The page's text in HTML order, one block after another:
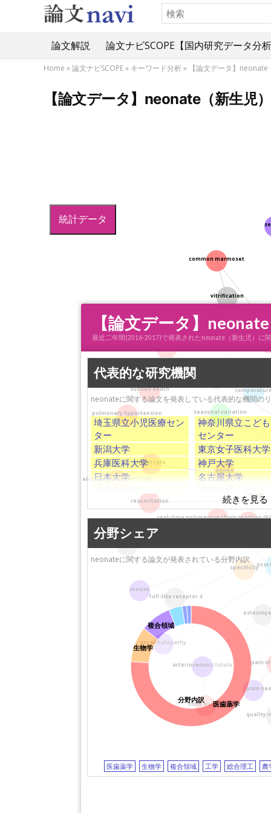
論文解説 論文ナビSCOPE【国内研究データ分
Home »論文ナビSCOPE» キーワード分析» 【論文データ】
【論文データ】neonate（新生児
統計データ
heart rate
human
specificity
pain
pain
quality
mouse
Toll-like receptor 4
resuscitation
electrocardiogram (ECG)
real-time polymerase chain reaction
cerebrospinal fluid
seasonal variation
vitrification
common marmoset
apnea
sudden death
pulmonary hypertension
body weight
arteriovenous fistula
encephalopathy
【論文データ】
最近二年間(2016-2017)で発表されたneonate（新生児）に
代表的な研究機関
neonateに関する論文を発表している代表的な機関の
埼玉県立小児医療セン
ター
新潟大学
兵庫医科大学
日本大学
名古屋大学医学部附属
病院
千葉大学
岐阜大学
久留米大学
国立循環器病研究セン
聖マリアンナ医科大学
東京農業大学
千葉県こども病院
ター
聖路加国際病院
神奈川県立こど
センター
東京女子医科大学
神戸大学
名古屋大学
浜松医科大学
東京医科歯科大学
国立医薬品食品
究所（NIHS)
福島県立医科大学
奈良県立医科大学
静岡大学
日本歯科大学
宮崎大学
大阪大学
静岡県立こども
東京医科大学
東京都立多摩総
センター
日本医科大学
横浜市立大学
岩手医科大学
分野シェア
neonateに関する論文が発表されている分野内訳
分野内訳
医歯薬学
生物学
複合領域
医歯薬学 生物学 複合領域 工学 総合理工 農